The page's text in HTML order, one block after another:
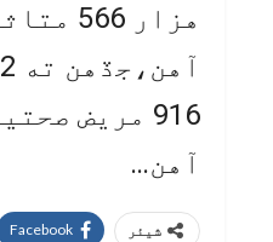
هزار
916 مريض
آهن…
شیئر Facebook